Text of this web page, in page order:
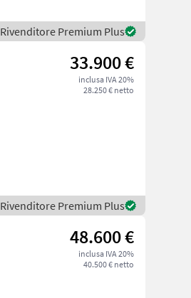
Rivenditore Premium Plus
33.900 €
inclusa IVA 20%
28.250 € netto
Rivenditore Premium Plus
48.600 €
inclusa IVA 20%
40.500 € netto